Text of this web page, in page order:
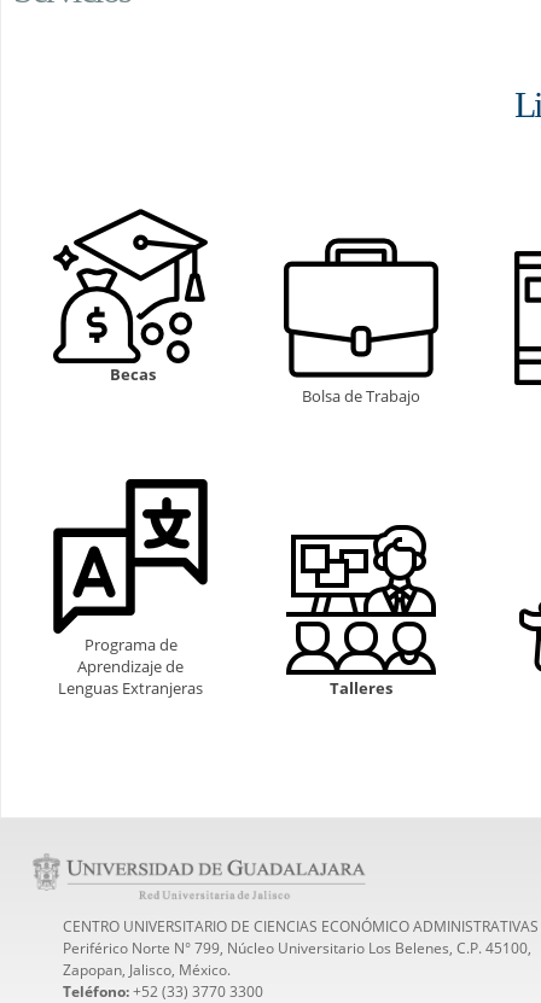
Becas
Bolsa de Trabajo
Programa de
Aprendizaje de
Lenguas Extranjeras
Talleres
CENTRO UNIVERSITARIO DE CIENCIAS ECONÓMICO ADMINISTRATIVAS
Periférico Norte N° 799, Núcleo Universitario Los Belenes, C.P. 45100,
Zapopan, Jalisco, México.
Teléfono:+52 (33) 3770 3300